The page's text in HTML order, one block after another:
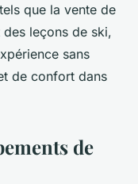
que la vente de
leçons de ski,
sans
de confort dans
de